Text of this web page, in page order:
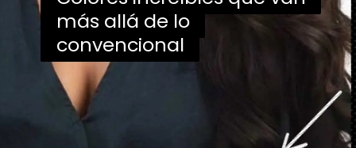
más allá de lo
convencional
más allá de lo
convencional